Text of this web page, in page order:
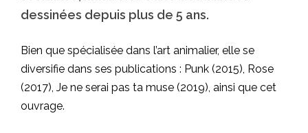
dessinées depuis plus de 5 ans.
Bien que spécialisée dans l’art animalier, elle se
diversifie dans ses publications : Punk (2015), Rose
(2017), Je ne serai pas ta muse (2019), ainsi que cet
ouvrage.